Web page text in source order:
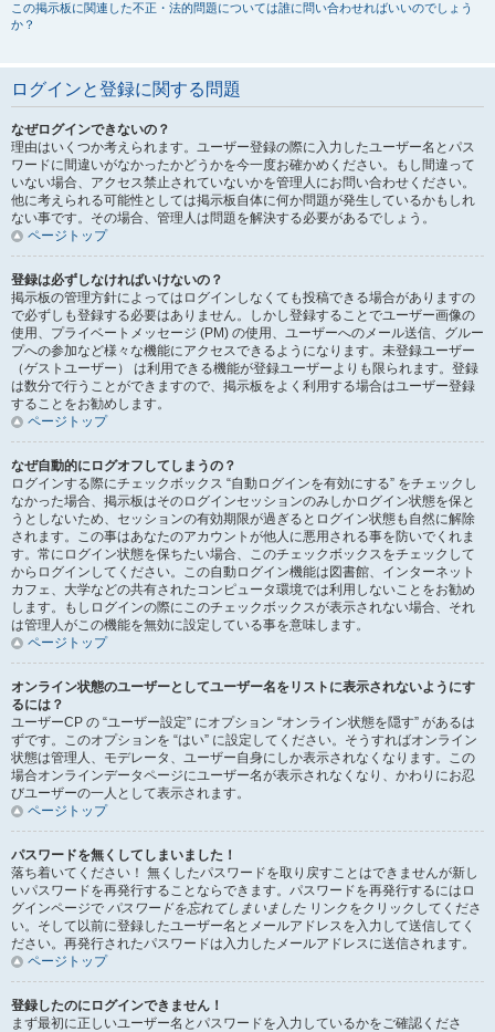
この掲示板に関連した不正・法的問題については誰に問い合わせればいいのでしょう
か？
ログインと登録に関する問題
なぜログインできないの？
理由はいくつか考えられます。ユーザー登録の際に入力したユーザー名とパス
ワードに間違いがなかったかどうかを今一度お確かめください。もし間違って
いない場合、アクセス禁止されていないかを管理人にお問い合わせください。
他に考えられる可能性としては掲示板自体に何か問題が発生しているかもしれ
ない事です。その場合、管理人は問題を解決する必要があるでしょう。
ページトップ
登録は必ずしなければいけないの？
掲示板の管理方針によってはログインしなくても投稿できる場合がありますの
で必ずしも登録する必要はありません。しかし登録することでユーザー画像の
使用、プライベートメッセージ (PM) の使用、ユーザーへのメール送信、グルー
プへの参加など様々な機能にアクセスできるようになります。未登録ユーザー
（ゲストユーザー） は利用できる機能が登録ユーザーよりも限られます。登録
は数分で行うことができますので、掲示板をよく利用する場合はユーザー登録
することをお勧めします。
ページトップ
なぜ自動的にログオフしてしまうの？
ログインする際にチェックボックス “自動ログインを有効にする” をチェックし
なかった場合、掲示板はそのログインセッションのみしかログイン状態を保と
うとしないため、セッションの有効期限が過ぎるとログイン状態も自然に解除
されます。この事はあなたのアカウントが他人に悪用される事を防いでくれま
す。常にログイン状態を保ちたい場合、このチェックボックスをチェックして
からログインしてください。この自動ログイン機能は図書館、インターネット
カフェ、大学などの共有されたコンピュータ環境では利用しないことをお勧め
します。もしログインの際にこのチェックボックスが表示されない場合、それ
は管理人がこの機能を無効に設定している事を意味します。
ページトップ
オンライン状態のユーザーとしてユーザー名をリストに表示されないようにす
るには？
ユーザーCP の “ユーザー設定” にオプション “オンライン状態を隠す” があるは
ずです。このオプションを “はい” に設定してください。そうすればオンライン
状態は管理人、モデレータ、ユーザー自身にしか表示されなくなります。この
場合オンラインデータページにユーザー名が表示されなくなり、かわりにお忍
びユーザーの一人として表示されます。
ページトップ
パスワードを無くしてしまいました！
落ち着いてください！ 無くしたパスワードを取り戻すことはできませんが新し
いパスワードを再発行することならできます。パスワードを再発行するにはロ
グインページで パスワードを忘れてしまいました リンクをクリックしてくださ
い。そして以前に登録したユーザー名とメールアドレスを入力して送信してく
ださい。再発行されたパスワードは入力したメールアドレスに送信されます。
ページトップ
登録したのにログインできません！
まず最初に正しいユーザー名とパスワードを入力しているかをご確認くださ